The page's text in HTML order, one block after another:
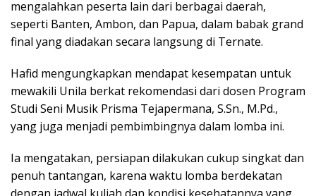
mengalahkan peserta lain dari berbagai daerah,
seperti Banten, Ambon, dan Papua, dalam babak grand
final yang diadakan secara langsung di Ternate.
Hafid mengungkapkan mendapat kesempatan untuk
mewakili Unila berkat rekomendasi dari dosen Program
Studi Seni Musik Prisma Tejapermana, S.Sn., M.Pd.,
yang juga menjadi pembimbingnya dalam lomba ini.
Ia mengatakan, persiapan dilakukan cukup singkat dan
penuh tantangan, karena waktu lomba berdekatan
dengan jadwal kuliah dan kondisi kesehatannya yang